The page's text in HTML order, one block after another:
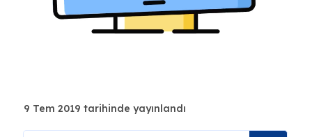
9 Tem 2019 tarihinde yayınlandı